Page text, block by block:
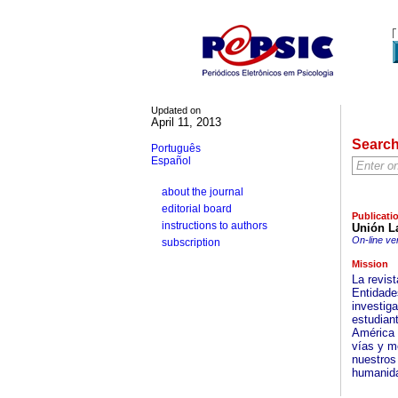
Updated on
April 11, 2013
Português
Español
about the journal
editorial board
instructions to authors
subscription
Unión
On-line
Mission
La
América
vías y